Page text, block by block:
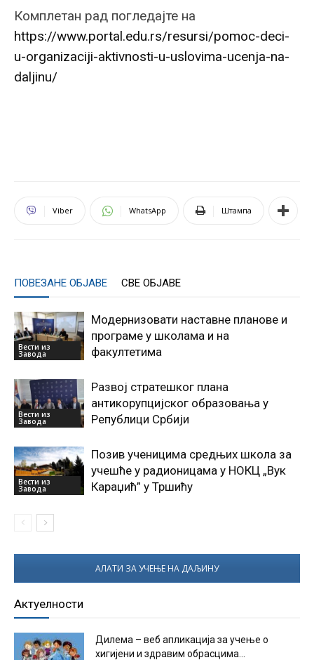
Комплетан рад погледајте на
https://www.portal.edu.rs/resursi/pomoc-deci-
u-organizaciji-aktivnosti-u-uslovima-ucenja-na-
daljinu/
Viber WhatsApp Штампа
ПОВЕЗАНЕ ОБЈАВЕ СВЕ ОБЈАВЕ
Вести из
Завода
Модернизовати наставне планове и
програме у школама и на
факултетима
Вести из
Завода
Развој стратешког плана
антикорупцијског образовања у
Републици Србији
Вести из
Завода
Позив ученицима средњих школа за
учешће у радионицама у НОКЦ „Вук
Караџић” у Тршићу
АЛАТИ ЗА УЧЕЊЕ НА ДАЉИНУ
Актуелности
Дилема – веб апликација за учење о
хигијени и здравим обрасцима...